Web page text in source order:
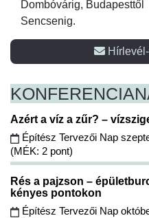
Dombóvárig, Budapesttől
Sencsenig.
KONFERENCIA
Azért a víz a zűr? –
Építész Tervezői Nap
(MÉK: 2 pont)
Rés a pajzson –
kényes pontokon
Építész Tervezői Nap